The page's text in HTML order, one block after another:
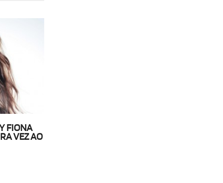
FIONA
VEZ AO